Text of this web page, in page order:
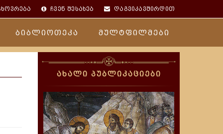
ჩვენ შესახებ დაგვიკავშირდით
ბიბლიოთეკა მულტფილმები
ახალი პუბლიკაციები